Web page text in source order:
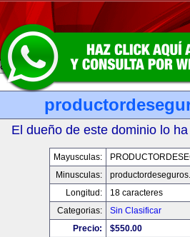
El dueño de este dominio lo
Mayusculas:
Minusculas:
Longitud:
18 caracteres
Categorias:
Sin Clasificar
Precio:
$550.00